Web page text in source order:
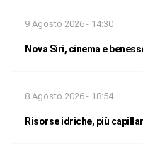
9 Agosto 2026 - 14:30
Nova Siri, cinema e
8 Agosto 2026 - 18:54
Risorse idriche, più